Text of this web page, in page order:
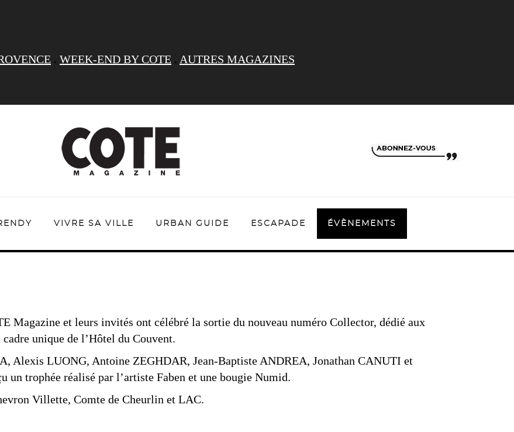
. WEEK-END BY COTE . AUTRES MAGAZINES
VIVRE SA VILLE URBAN GUIDE ESCAPADE ÉVÈNEMENTS
Magazine et leurs invités ont célébré la sortie du nouveau numéro Collector, dédié aux
unique de l’Hôtel du Couvent.
Alexis LUONG, Antoine ZEGHDAR, Jean-Baptiste ANDREA, Jonathan CANUTI et
trophée réalisé par l’artiste Faben et une bougie Numid.
Villette, Comte de Cheurlin et LAC.